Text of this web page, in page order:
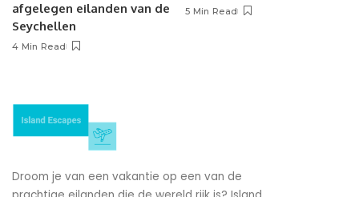
afgelegen eilanden van de
Seychellen
4 Min Read
5 Min Read
Droom je van een vakantie op een van de